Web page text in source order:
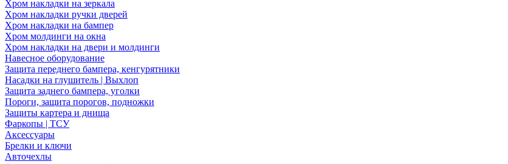
Хром накладки на зеркала
Хром накладки ручки дверей
Хром накладки на бампер
Хром молдинги на окна
Хром накладки на двери и молдинги
Навесное оборудование
Защита переднего бампера, кенгурятники
Насадки на глушитель | Выхлоп
Защита заднего бампера, уголки
Пороги, защита порогов, подножки
Защиты картера и днища
Фаркопы | ТСУ
Аксессуары
Брелки и ключи
Авточехлы